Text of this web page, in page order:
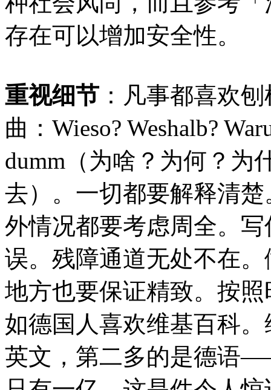
存在可以增加安全性。
重视细节：凡事都喜欢
曲：Wieso? Weshalb?
dumm（为啥？为何？为
去）。一切都要解释清
外情况都要考虑周全。
误。残障通道无处不在
地方也要保证精致。按
如德国人喜欢维基百科
英文，第二多的是德语